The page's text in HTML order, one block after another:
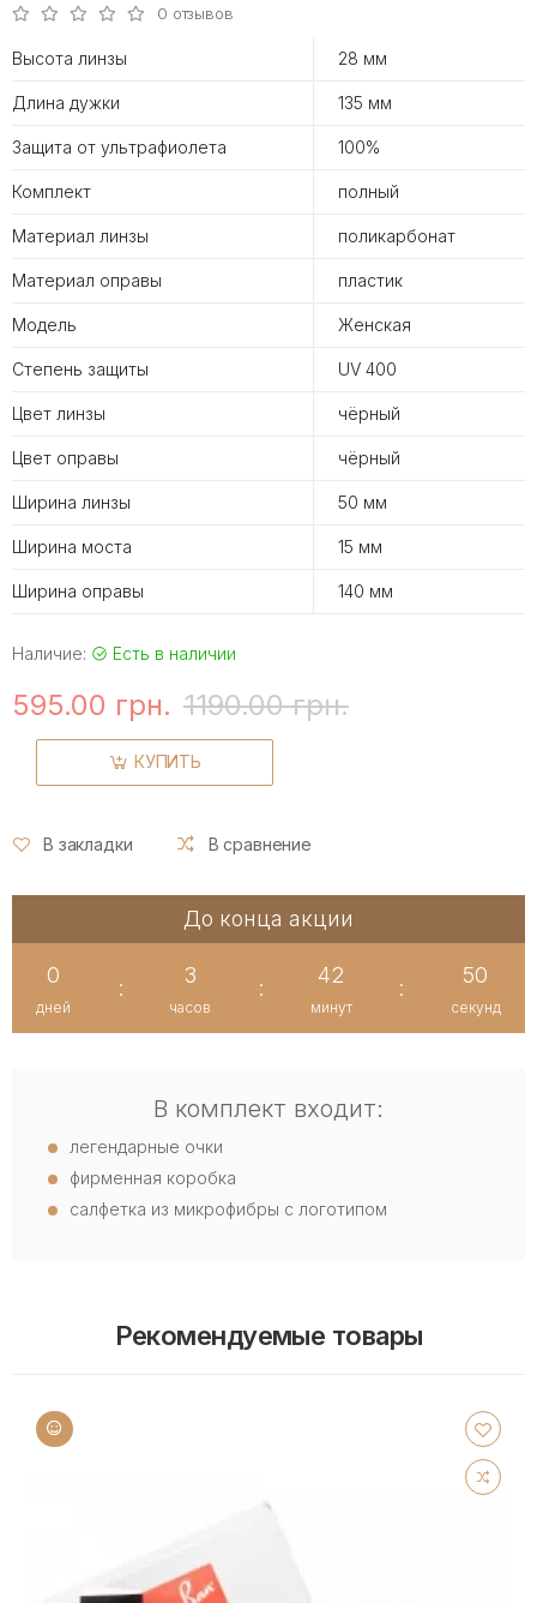
0 отзывов
Высота линзы 28 мм
Длина дужки 135 мм
Защита от ультрафиолета 100%
Комплект полный
Материал линзы поликарбонат
Материал оправы пластик
Модель Женская
Степень защиты UV 400
Цвет линзы чёрный
Цвет оправы чёрный
Ширина линзы 50 мм
Ширина моста 15 мм
Ширина оправы 140 мм
Наличие: Есть в наличии
595.00 грн. 1190.00 грн.
КУПИТЬ
В закладки В сравнение
До конца акции
0
дней
:
3
часов
:
42
минут
:
49
секунд
В комплект входит:
легендарные очки
фирменная коробка
салфетка из микрофибры с логотипом
Рекомендуемые товары